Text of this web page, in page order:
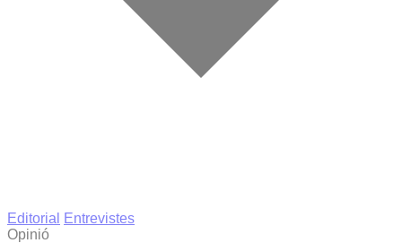
Editorial
Entrevistes
Opinió